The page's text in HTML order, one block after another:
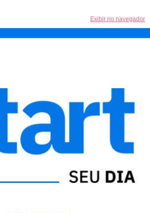
Exibir no navegador